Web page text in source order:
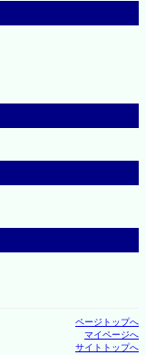
ページトップへ
マイページへ
サイトトップへ